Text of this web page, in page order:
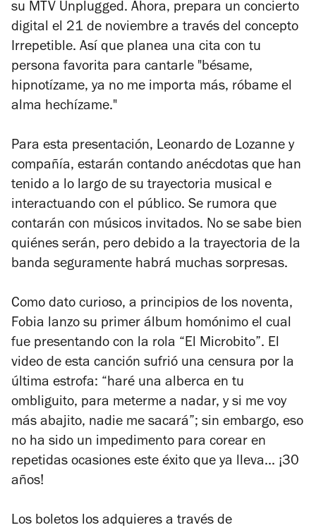
su MTV Unplugged. Ahora, prepara un concierto
digital el 21 de noviembre a través del concepto
Irrepetible. Así que planea una cita con tu
persona favorita para cantarle "bésame,
hipnotízame, ya no me importa más, róbame el
alma hechízame."
Para esta presentación, Leonardo de Lozanne y
compañía, estarán contando anécdotas que han
tenido a lo largo de su trayectoria musical e
interactuando con el público. Se rumora que
contarán con músicos invitados. No se sabe bien
quiénes serán, pero debido a la trayectoria de la
banda seguramente habrá muchas sorpresas.
Como dato curioso, a principios de los noventa,
Fobia lanzo su primer álbum homónimo el cual
fue presentando con la rola “El Microbito”. El
video de esta canción sufrió una censura por la
última estrofa: “haré una alberca en tu
ombliguito, para meterme a nadar, y si me voy
más abajito, nadie me sacará”; sin embargo, eso
no ha sido un impedimento para corear en
repetidas ocasiones este éxito que ya lleva... ¡30
años!
Los boletos los adquieres a través de